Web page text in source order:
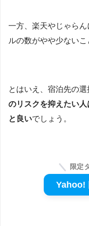
一方、楽天やじゃら
ルの数がやや少ないこ
とはいえ、宿泊先の
のリスクを抑えたい
と良いでしょう。
限定
Yahoo!